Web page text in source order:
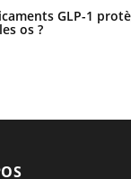
GLP-1
os ?